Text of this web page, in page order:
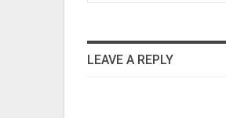
LEAVE A REPLY